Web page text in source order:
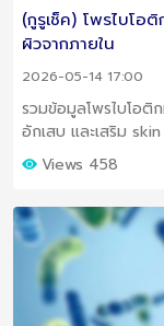
(กูรูเช็ค) โพรไบโ
ผิวจากภายใน
2026-05-14 17:00
รวมข้อมูลโพรไบโอ
อักเสบ และเสริม
Views 458